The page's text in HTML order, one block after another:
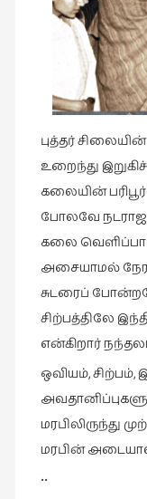
புனைவுக்குறிப்புகள்
மூத்தோர்
பாடல்
மொழி
மொழியாக்கம்
வரலாறு
வரலாறு
வாசிப்பில்
இன்று
புத்தர்
உறைந்து
கலையின்
போலவே நடராஜ
கலை
அசையாமல்
சுடரைப்
சிற்பத்திலே
என்கிறார்
ஒவியம், சிற்பம்,
மரபிலிருந்து
மரபின்
••